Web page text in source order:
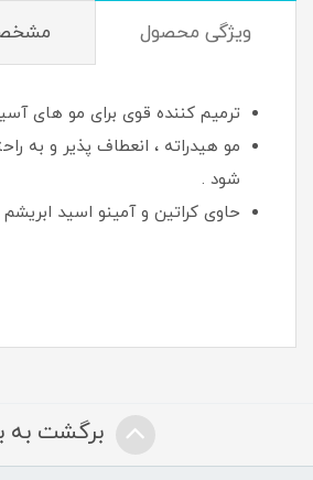
ویژگی محصول
ترمیم کننده قوی برای مو های
مو هیدراته ، انعطاف پذیر و به
شود .
حاوی کراتین و آمینو اسید ابریشم
برگشت به